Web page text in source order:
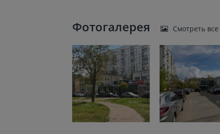
Фотогалерея Смотреть